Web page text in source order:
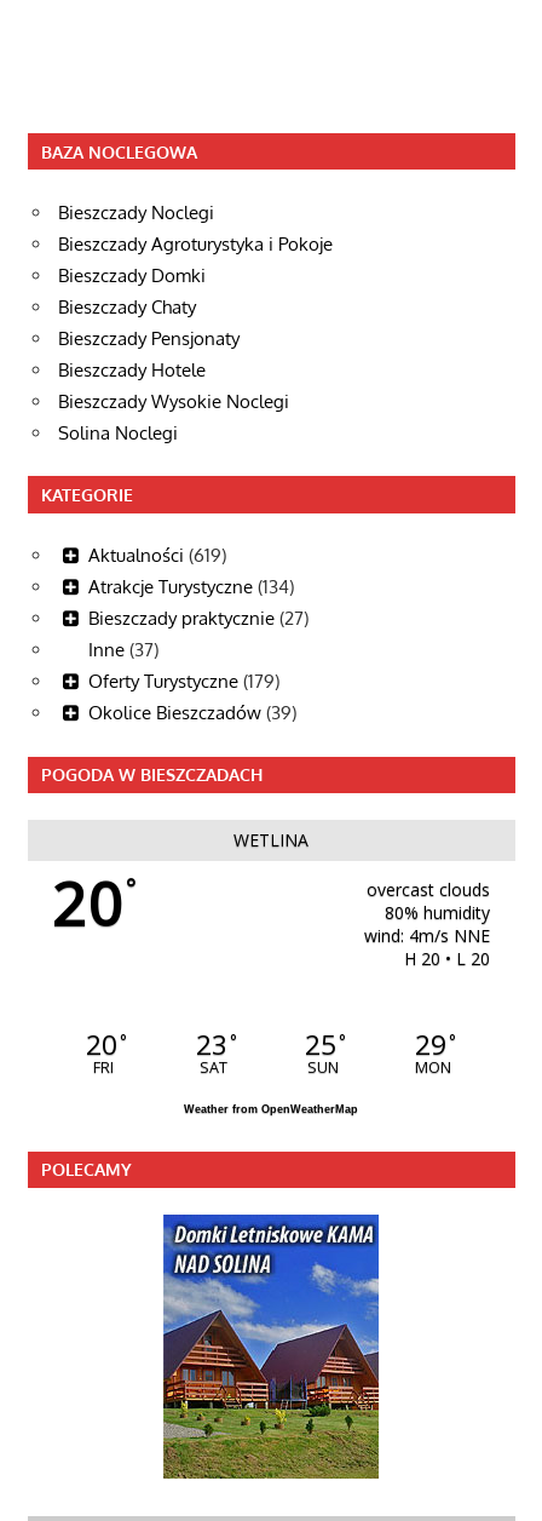
BAZA NOCLEGOWA
Bieszczady Noclegi
Bieszczady Agroturystyka i Pokoje
Bieszczady Domki
Bieszczady Chaty
Bieszczady Pensjonaty
Bieszczady Hotele
Bieszczady Wysokie Noclegi
Solina Noclegi
KATEGORIE
Aktualności (619)
Atrakcje Turystyczne (134)
Bieszczady praktycznie (27)
Inne (37)
Oferty Turystyczne (179)
Okolice Bieszczadów (39)
POGODA W BIESZCZADACH
WETLINA
20°
overcast clouds
80% humidity
wind: 4m/s NNE
H 20 • L 20
20°
FRI
23 °
SAT
25°
SUN
29°
MON
Weather from OpenWeatherMap
POLECAMY